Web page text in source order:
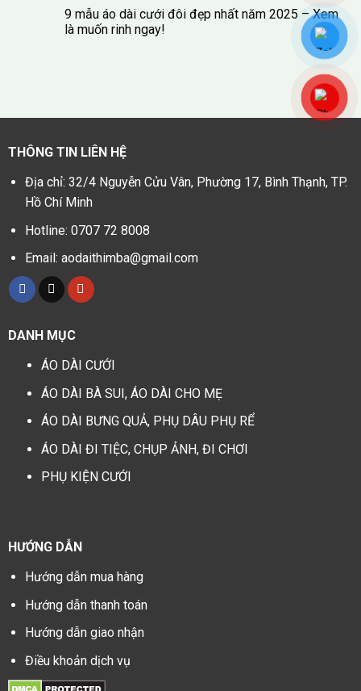
9 mẫu áo dài cưới đôi đẹp nhất năm 2025 – Xem
là muốn rinh ngay!
THÔNG TIN LIÊN HỆ
Địa chỉ: 32/4 Nguyễn Cửu Vân, Phường 17, Bình Thạnh, TP.
Hồ Chí Minh
Hotline: 0707 72 8008
Email: aodaithimba@gmail.com
DANH MỤC
ÁO DÀI CƯỚI
ÁO DÀI BÀ SUI, ÁO DÀI CHO MẸ
ÁO DÀI BƯNG QUẢ, PHỤ DÂU PHỤ RỂ
ÁO DÀI ĐI TIỆC, CHỤP ẢNH, ĐI CHƠI
PHỤ KIỆN CƯỚI
HƯỚNG DẪN
Hướng dẫn mua hàng
Hướng dẫn thanh toán
Hướng dẫn giao nhận
Điều khoản dịch vụ